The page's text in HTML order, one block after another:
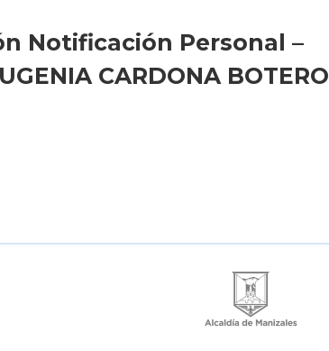
Notificación Personal –
CARDONA BOTERO